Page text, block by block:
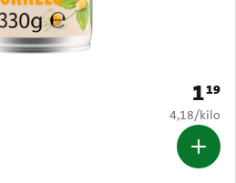
Prijs:
119
€ 4,18 per
4,18/kilo